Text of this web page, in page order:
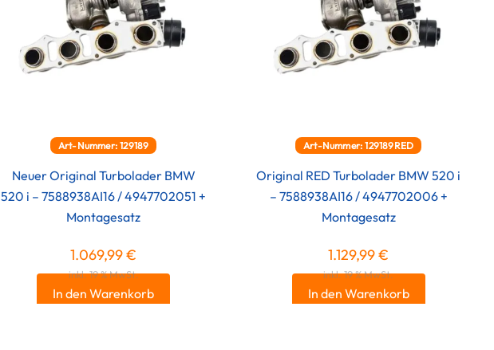
Art-Nummer: 129189
Neuer Original Turbolader BMW
520 i – 7588938AI16 / 4947702051 +
Montagesatz
1.069,99€
inkl. 19 % MwSt.
In den Warenkorb
Art-Nummer: 129189RED
Original RED Turbolader BMW 520 i
– 7588938AI16 / 4947702006 +
Montagesatz
1.129,99€
inkl. 19 % MwSt.
In den Warenkorb